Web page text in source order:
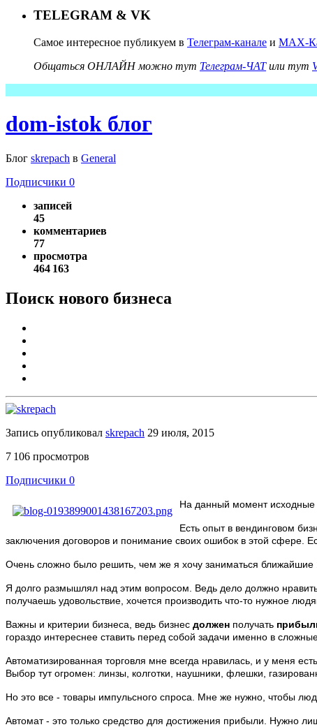
TELEGRAM & VK
Самое интересное публикуем в Телеграм-канале и MAX-
Общаться ОНЛАЙН можно тут Телеграм-ЧАТили тут
dom-istok блог
Блог skrepach в General
Подписчики 0
записей
45
комментариев
77
просмотра
464 163
Поиск нового бизнеса
Запись опубликовал skrepach 29 июля, 2015
7 106 просмотров
Подписчики 0
На данный момент исходные
Есть опыт в вендинговом
заключения договоров и понимание своих ошибок в этой сфере.
Очень сложно было решить, чем же я хочу заниматься ближайшие
Я долго размышлял над этим вопросом. Ведь дело должно
получаешь удовольствие, хочется производить что-то нужное
Важны и критерии бизнеса, ведь бизнес должен получать
гораздо интереснее ставить перед собой задачи именно в
Автоматизированная торговля мне всегда нравилась, и у меня
Выбор тут огромен: линзы, колготки, наушники, флешки,
Но это все - товары импульсного спроса. Мне же нужно, чтобы
Автомат - это только средство для достижения прибыли. Нужно